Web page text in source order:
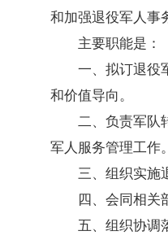
和加强退役军人事
主要职能是：
一、拟订退役
和价值导向。
二、负责军队
军人服务管理工作。
三、组织实施
四、会同相关
五、组织协调